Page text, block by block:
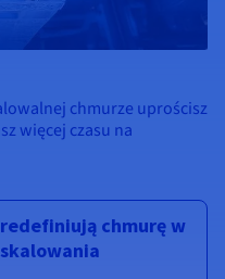
chmurze uprościsz
więcej czasu na
chmurę w